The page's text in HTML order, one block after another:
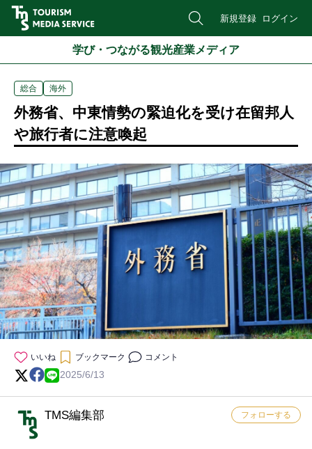
新規登録 ログイン
学び・つながる観光産業メディア
総合 海外
外務省、中東情勢の緊迫化を受け在留邦人
や旅行者に注意喚起
いいね ブックマーク コメント
2025/6/13
TMS編集部 フォローする